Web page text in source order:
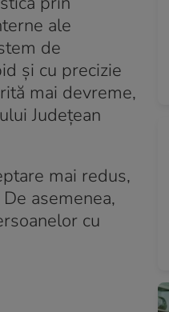
ale
de
şi cu precizie
mai devreme,
Judeţean
mai redus,
asemenea,
cu